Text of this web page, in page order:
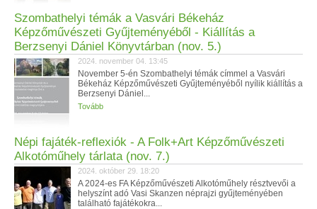
Szombathelyi témák a Vasvári Békeház
Képzőművészeti Gyűjteményéből - Kiállítás a
Berzsenyi Dániel Könyvtárban (nov. 5.)
2024. november 04. 13:45
November 5-én Szombathelyi témák címmel a Vasvári
Békeház Képzőművészeti Gyűjteményéből nyílik kiállítás a
Berzsenyi Dániel...
Tovább
Népi fajáték-reflexiók - A Folk+Art Képzőművészeti
Alkotóműhely tárlata (nov. 7.)
2024. október 29. 18:20
A 2024-es FA Képzőművészeti Alkotóműhely résztvevői a
helyszínt adó Vasi Skanzen néprajzi gyűjteményében
található fajátékokra...